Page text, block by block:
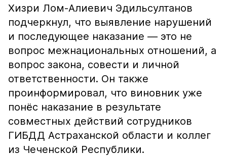
Хизри Лом-Алиевич Эдильсултанов
подчеркнул, что выявление нарушений
и последующее наказание — это не
вопрос межнациональных отношений, а
вопрос закона, совести и личной
ответственности. Он также
проинформировал, что виновник уже
понёс наказание в результате
совместных действий сотрудников
ГИБДД Астраханской области и коллег
из Чеченской Республики.